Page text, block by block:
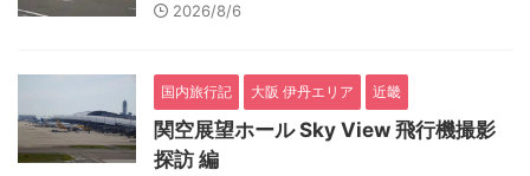
2026/8/6
国内旅行記 大阪 伊丹エリア 近畿
関空展望ホール Sky View 飛行機撮影
探訪 編